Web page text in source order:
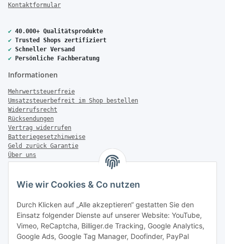
Wie wir Cookies & Co nutzen
Durch Klicken auf „Alle akzeptieren“ gestatten Sie den
Einsatz folgender Dienste auf unserer Website: YouTube,
Vimeo, ReCaptcha, Billiger.de Tracking, Google Analytics,
Google Ads, Google Tag Manager, Doofinder, PayPal
Kontaktformular
✔ 40.000+ Qualitätsprodukte
✔ Trusted Shops zertifiziert
✔ Schneller Versand
✔ Persönliche Fachberatung
Informationen
Mehrwertsteuerfreie
Umsatzsteuerbefreit im Shop bestellen
Widerrufsrecht
Rücksendungen
Vertrag widerrufen
Batteriegesetzhinweise
Geld zurück Garantie
Über uns
FAQ
Zahlung & Versand
Versandinformationen